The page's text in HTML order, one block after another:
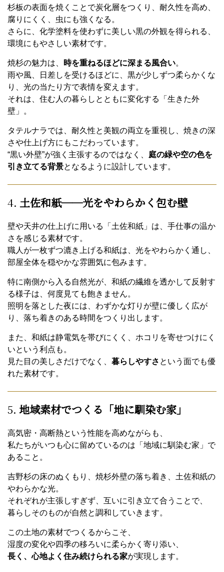
杉板の表面を焼くことで炭化層をつくり、耐久性を高め、
腐りにくく、虫にも強くなる。
さらに、化学塗料を使わずに美しい黒の外観を得られる、
環境にもやさしい素材です。
焼杉の魅力は、 時を重ねるほどに深まる風合い。
雨や風、日差しを受けるほどに、黒が少しずつ柔らかくな
り、光の当たり方で表情を変えます。
それは、住む人の暮らしとともに変化する「生きた外
壁」。
タテルナラでは、耐久性と美観の両立を重視し、焼きの深
さや仕上げ方にもこだわっています。
“黒い外壁”が強く主張するのではなく、 庭の緑や空の色を
引き立てる背景となるように設計しています。
4. 土佐和紙──光をやわらかく包む壁
壁や天井の仕上げに用いる「土佐和紙」は、手仕事の温か
さを感じる素材です。
職人が一枚ずつ漉き上げる和紙は、光をやわらかく通し、
部屋全体を穏やかな雰囲気に包みます。
特に南側から入る自然光が、和紙の繊維を透かして反射す
る様子は、何度見ても飽きません。
照明を落とした夜には、わずかな灯りが壁に優しく広が
り、落ち着きのある時間をつくり出します。
また、和紙は静電気を帯びにくく、ホコリを寄せつけにく
いという利点も。
見た目の美しさだけでなく、 暮らしやすさ という面でも優
れた素材です。
5. 地域素材でつくる「地に馴染む家」
高気密・高断熱という性能を高めながらも、
私たちがいつも心に留めているのは「地域に馴染む家」で
あること。
吉野杉の床のぬくもり、焼杉外壁の落ち着き、土佐和紙の
やわらかな光。
それぞれが主張しすぎず、互いに引き立て合うことで、
暮らしそのものが自然と調和していきます。
この土地の素材でつくるからこそ、
湿度の変化や四季の移ろいに柔らかく寄り添い、
長く、心地よく住み続けられる家が実現します。